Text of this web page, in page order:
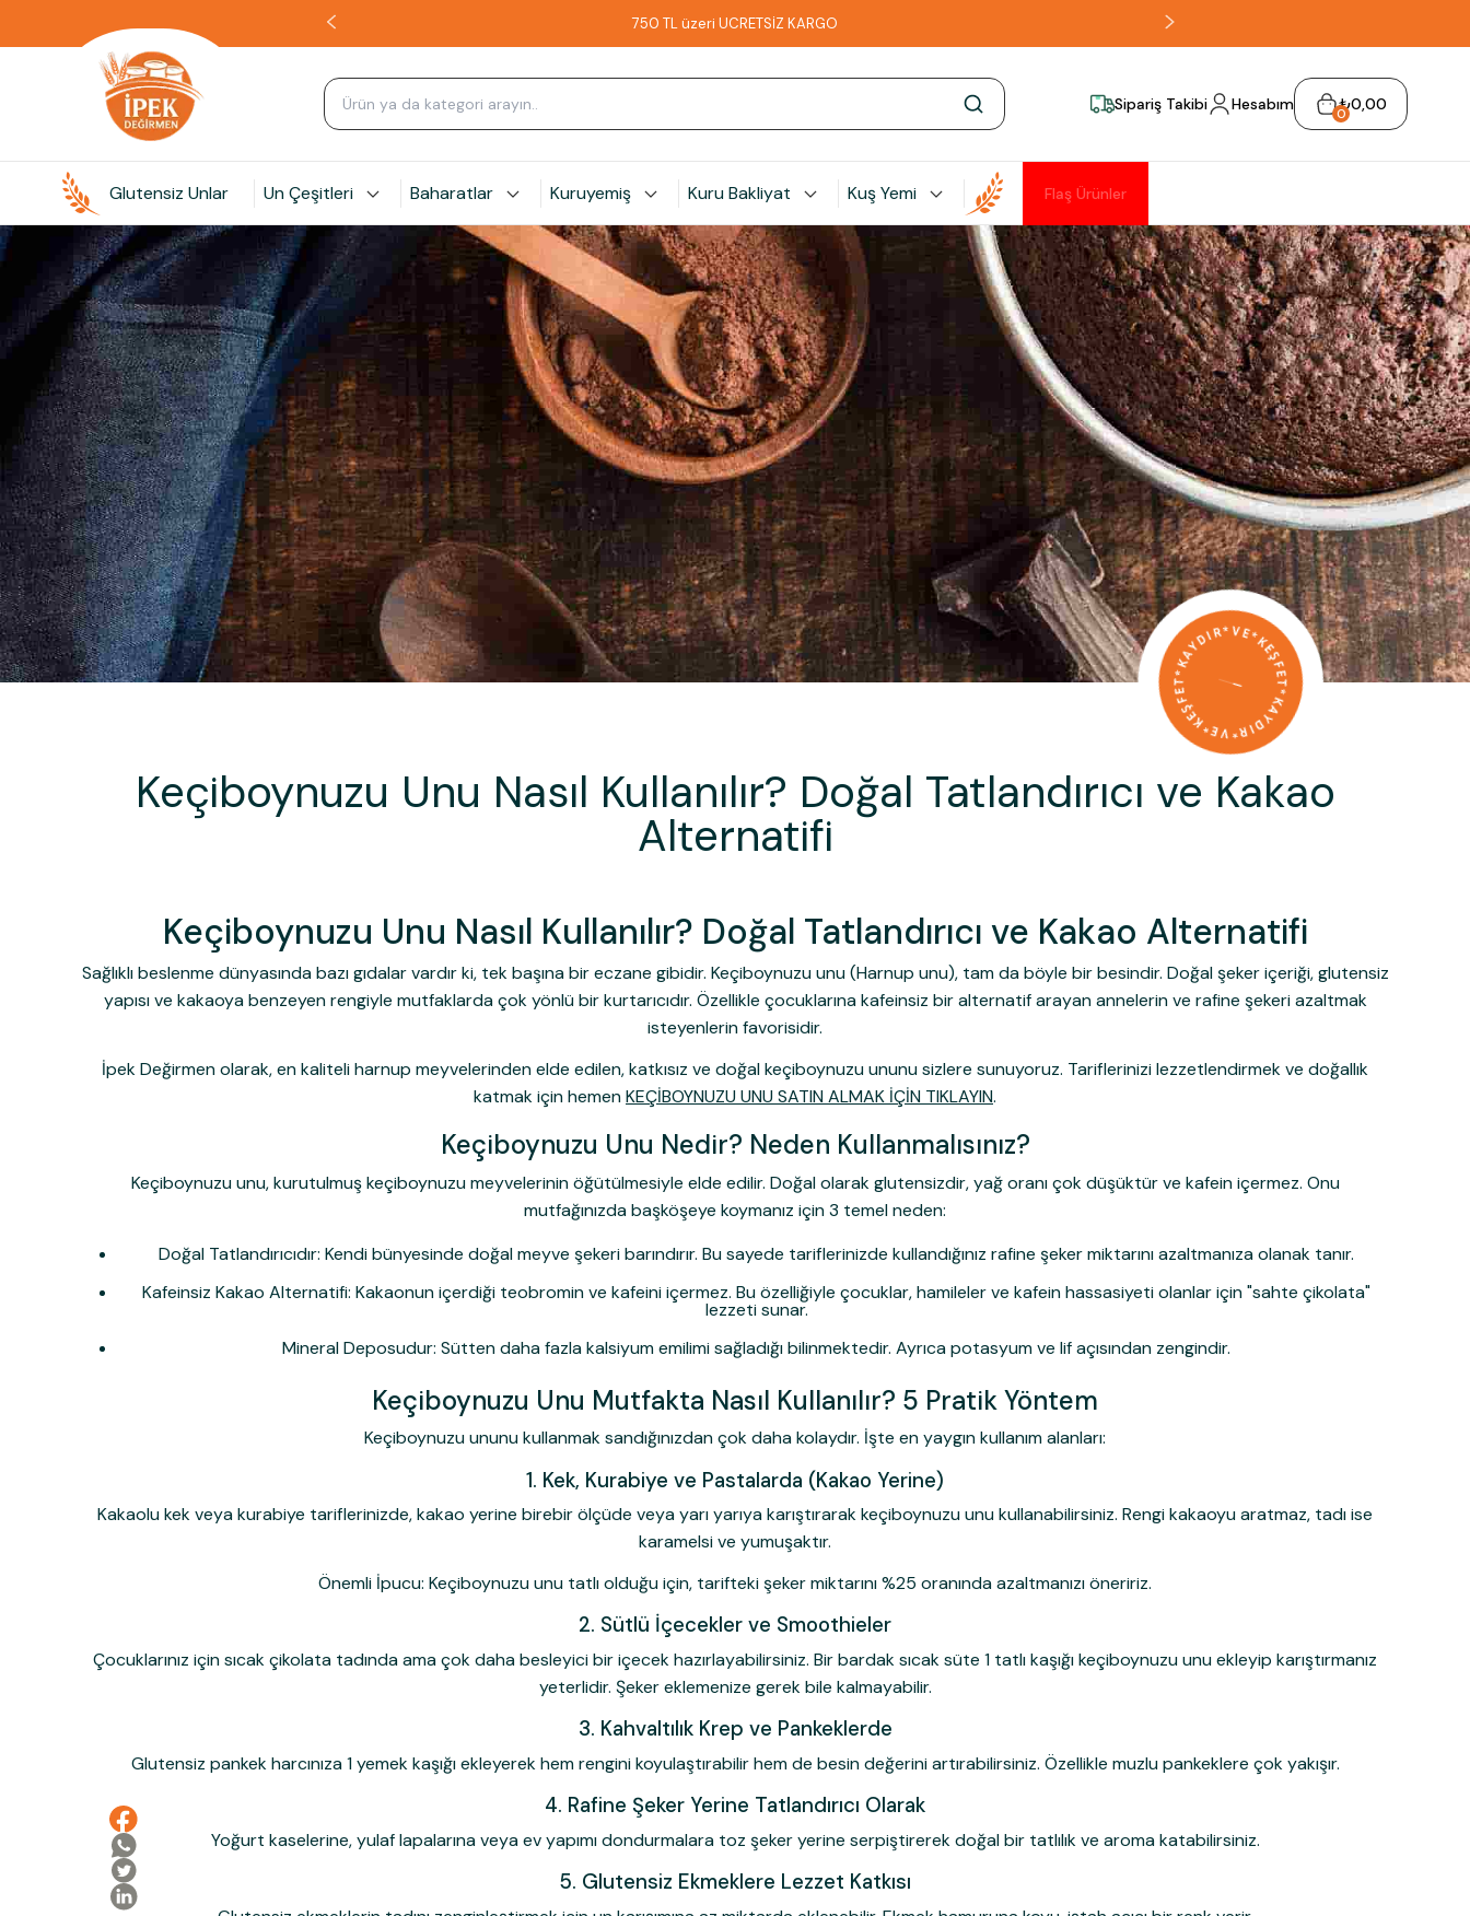
750 TL üzeri ÜCRETSİZ KARGO
Sipariş Takibi Hesabım 0₺0,00
Glutensiz Unlar Un Çeşitleri Baharatlar Kuruyemiş Kuru Bakliyat Kuş Yemi Flaş Ürünler
Keçiboynuzu Unu Nasıl Kullanılır? Doğal Tatlandırıcı ve Kakao
Alternatifi
Keçiboynuzu Unu Nasıl Kullanılır? Doğal Tatlandırıcı ve Kakao Alternatifi
Sağlıklı beslenme dünyasında bazı gıdalar vardır ki, tek başına bir eczane gibidir. Keçiboynuzu unu (Harnup unu), tam da böyle bir besindir. Doğal şeker içeriği, glutensiz
yapısı ve kakaoya benzeyen rengiyle mutfaklarda çok yönlü bir kurtarıcıdır. Özellikle çocuklarına kafeinsiz bir alternatif arayan annelerin ve rafine şekeri azaltmak
isteyenlerin favorisidir.
İpek Değirmen olarak, en kaliteli harnup meyvelerinden elde edilen, katkısız ve doğal keçiboynuzu ununu sizlere sunuyoruz. Tariflerinizi lezzetlendirmek ve doğallık
katmak için hemenKEÇİBOYNUZU UNU SATIN ALMAK İÇİN TIKLAYIN.
Keçiboynuzu Unu Nedir? Neden Kullanmalısınız?
Keçiboynuzu unu, kurutulmuş keçiboynuzu meyvelerinin öğütülmesiyle elde edilir. Doğal olarak glutensizdir, yağ oranı çok düşüktür ve kafein içermez. Onu
mutfağınızda başköşeye koymanız için 3 temel neden:
Doğal Tatlandırıcıdır: Kendi bünyesinde doğal meyve şekeri barındırır. Bu sayede tariflerinizde kullandığınız rafine şeker miktarını azaltmanıza olanak tanır.
Kafeinsiz Kakao Alternatifi: Kakaonun içerdiği teobromin ve kafeini içermez. Bu özelliğiyle çocuklar, hamileler ve kafein hassasiyeti olanlar için "sahte çikolata"
lezzeti sunar.
Mineral Deposudur: Sütten daha fazla kalsiyum emilimi sağladığı bilinmektedir. Ayrıca potasyum ve lif açısından zengindir.
Keçiboynuzu Unu Mutfakta Nasıl Kullanılır? 5 Pratik Yöntem
Keçiboynuzu ununu kullanmak sandığınızdan çok daha kolaydır. İşte en yaygın kullanım alanları:
1. Kek, Kurabiye ve Pastalarda (Kakao Yerine)
Kakaolu kek veya kurabiye tariflerinizde, kakao yerine birebir ölçüde veya yarı yarıya karıştırarak keçiboynuzu unu kullanabilirsiniz. Rengi kakaoyu aratmaz, tadı ise
karamelsi ve yumuşaktır.
Önemli İpucu: Keçiboynuzu unu tatlı olduğu için, tarifteki şeker miktarını %25 oranında azaltmanızı öneririz.
2. Sütlü İçecekler ve Smoothieler
Çocuklarınız için sıcak çikolata tadında ama çok daha besleyici bir içecek hazırlayabilirsiniz. Bir bardak sıcak süte 1 tatlı kaşığı keçiboynuzu unu ekleyip karıştırmanız
yeterlidir. Şeker eklemenize gerek bile kalmayabilir.
3. Kahvaltılık Krep ve Pankeklerde
Glutensiz pankek harcınıza 1 yemek kaşığı ekleyerek hem rengini koyulaştırabilir hem de besin değerini artırabilirsiniz. Özellikle muzlu pankeklere çok yakışır.
4. Rafine Şeker Yerine Tatlandırıcı Olarak
Yoğurt kaselerine, yulaf lapalarına veya ev yapımı dondurmalara toz şeker yerine serpiştirerek doğal bir tatlılık ve aroma katabilirsiniz.
5. Glutensiz Ekmeklere Lezzet Katkısı
Ailemize Katıl!
Ailemize Üye Olarak İlk Siparişine Özel %10
ve Gizlilik Politikamızı okuduğunuzu ve kabul ettiğinizi onaylarsınız.